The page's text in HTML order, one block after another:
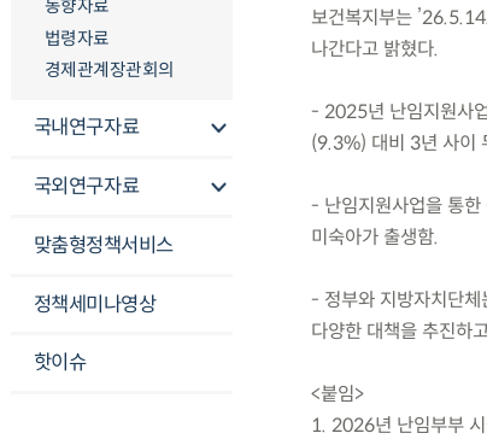
동향자료
법령자료
경제관계장관회의
국내연구자료
국외연구자료
맞춤형정책서비스
정책세미나영상
핫이슈
보건복지부는
나간다고 밝혔다.
- 2025년 난임지원사
(9.3%) 대비 3년 사이
- 난임지원사업을 통
미숙아가 출생함.
- 정부와 지방자치단체
다양한 대책을 추진하
<붙임>
1. 2026년 난임부부